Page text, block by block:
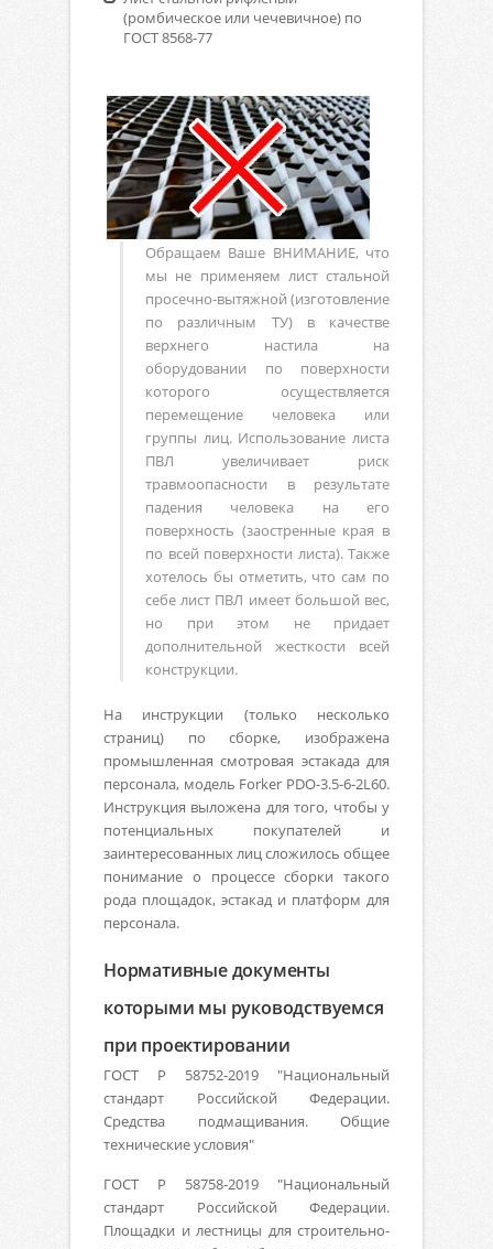
(ромбическое или чечевичное) по
ГОСТ 8568-77
Обращаем Ваше ВНИМАНИЕ, что
мы не применяем лист стальной
просечно-вытяжной (изготовление
по различным ТУ) в качестве
верхнего настила на
оборудовании по поверхности
которого осуществляется
перемещение человека или
группы лиц. Использование листа
ПВЛ увеличивает риск
травмоопасности в результате
падения человека на его
поверхность (заостренные края в
по всей поверхности листа). Также
хотелось бы отметить, что сам по
себе лист ПВЛ имеет большой вес,
но при этом не придает
дополнительной жесткости всей
конструкции.
На инструкции (только несколько
страниц) по сборке, изображена
промышленная смотровая эстакада для
персонала, модель Forker PDO-3.5-6-2L60.
Инструкция выложена для того, чтобы у
потенциальных покупателей и
заинтересованных лиц сложилось общее
понимание о процессе сборки такого
рода площадок, эстакад и платформ для
персонала.
Нормативные документы
которыми мы руководствуемся
при проектировании
ГОСТ Р 58752-2019 "Национальный
стандарт Российской Федерации.
Средства подмащивания. Общие
технические условия"
ГОСТ Р 58758-2019 "Национальный
стандарт Российской Федерации.
Площадки и лестницы для строительно-